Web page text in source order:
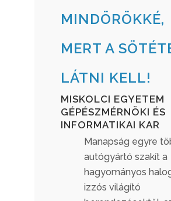
MINDÖRÖKKÉ,
MERT A
LÁTNI KELL!
MISKOLCI EGYETEM
GÉPÉSZMÉRNÖKI ÉS
INFORMATIKAI KAR
Manapság egyre
autógyártó szakít a
hagyományos
izzós világító